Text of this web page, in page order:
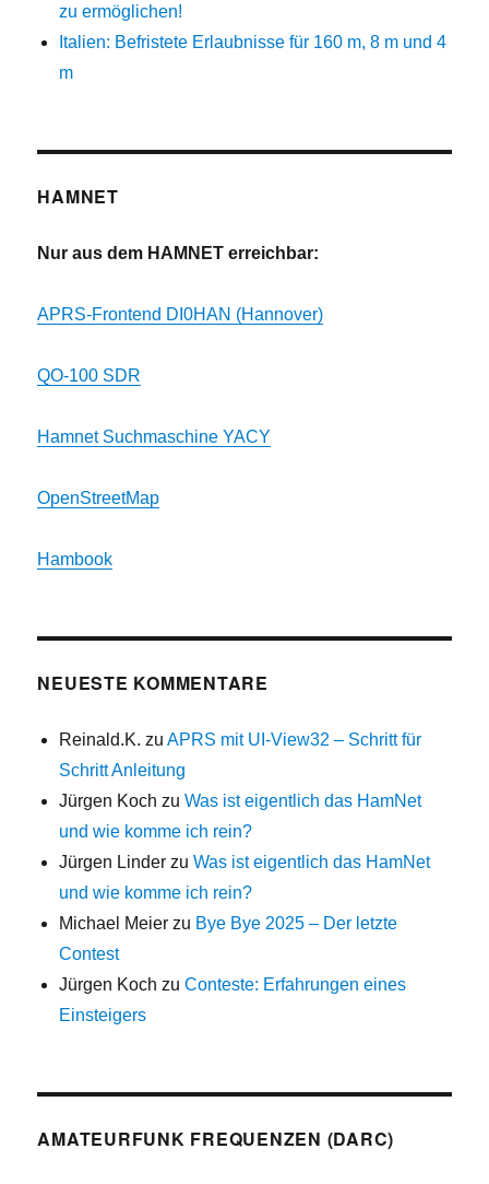
zu ermöglichen!
Italien: Befristete Erlaubnisse für 160 m, 8 m und 4
m
HAMNET
Nur aus dem HAMNET erreichbar:
APRS-Frontend DI0HAN (Hannover)
QO-100 SDR
Hamnet Suchmaschine YACY
OpenStreetMap
Hambook
NEUESTE KOMMENTARE
Reinald.K. zuAPRS mit UI-View32 – Schritt für
Schritt Anleitung
Jürgen Koch zuWas ist eigentlich das HamNet
und wie komme ich rein?
Jürgen Linder zuWas ist eigentlich das HamNet
und wie komme ich rein?
Michael Meier zu Bye Bye 2025 – Der letzte
Contest
Jürgen Koch zuConteste: Erfahrungen eines
Einsteigers
AMATEURFUNK FREQUENZEN (DARC)